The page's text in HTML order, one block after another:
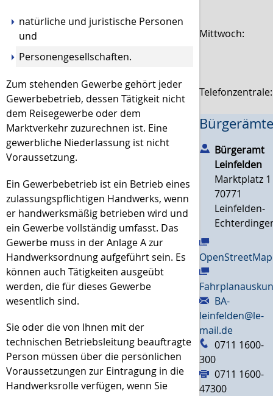
natürliche und juristische Personen
und
Personengesellschaften.
Zum stehenden Gewerbe gehört jeder
Gewerbebetrieb, dessen Tätigkeit nicht
dem Reisegewerbe oder dem
Marktverkehr zuzurechnen ist. Eine
gewerbliche Niederlassung ist nicht
Voraussetzung.
Ein Gewerbebetrieb ist ein Betrieb eines
zulassungspflichtigen Handwerks, wenn
er handwerksmäßig betrieben wird und
ein Gewerbe vollständig umfasst. Das
Gewerbe muss in der Anlage A zur
Handwerksordnung aufgeführt sein. Es
können auch Tätigkeiten ausgeübt
werden, die für dieses Gewerbe
wesentlich sind.
Sie oder die von Ihnen mit der
technischen Betriebsleitung beauftragte
Person müssen über die persönlichen
Voraussetzungen zur Eintragung in die
Handwerksrolle verfügen, wenn Sie
Mittwoch:
Bürgeramt
Leinfelden
Marktplatz 1
70771
Leinfelden-
OpenStreetMap
BA-
leinfelden@le-
mail.de
0711 1600-
300
0711 1600-
47300